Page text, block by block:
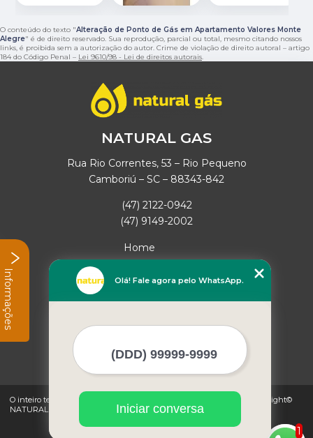
O conteúdo do texto "Alteração de Ponto de Gás em Apartamento Valores Monte
Alegre" é de direito reservado. Sua reprodução, parcial ou total, mesmo citando nossos
links, é proibida sem a autorização do autor. Crime de violação de direito autoral – artigo
184 do Código Penal – Lei 9610/98 - Lei de direitos autorais.
NATURAL GAS
Rua Rio Correntes, 53 – Rio Pequeno
Camboriú – SC – 88343-842
(47) 2122-0942
(47) 9149-2002
Home
Empresa
Missão
Mapa do site
O inteiro teor deste site está sujeito à proteção de direitos autorais. Copyright©
NATURAL GAS (Lei 9610 de 19/02/1998)
1
Olá! Fale agora pelo WhatsApp.
Iniciar conversa
Informações